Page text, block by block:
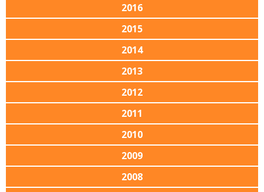
2016
2015
2014
2013
2012
2011
2010
2009
2008